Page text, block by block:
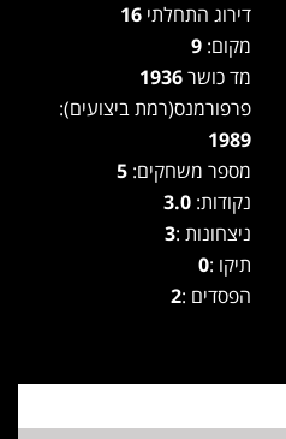
דירוג התחלתי
מקום:
מד כושר
פרפורמנס(רמת ביצועים):
1989
מספר משחקים:
נקודות: 3.0
ניצחונות :3
תיקו :0
הפסדים :2